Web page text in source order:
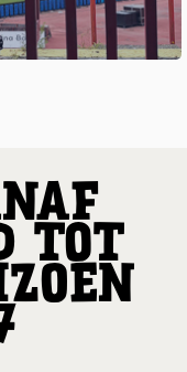
TOT